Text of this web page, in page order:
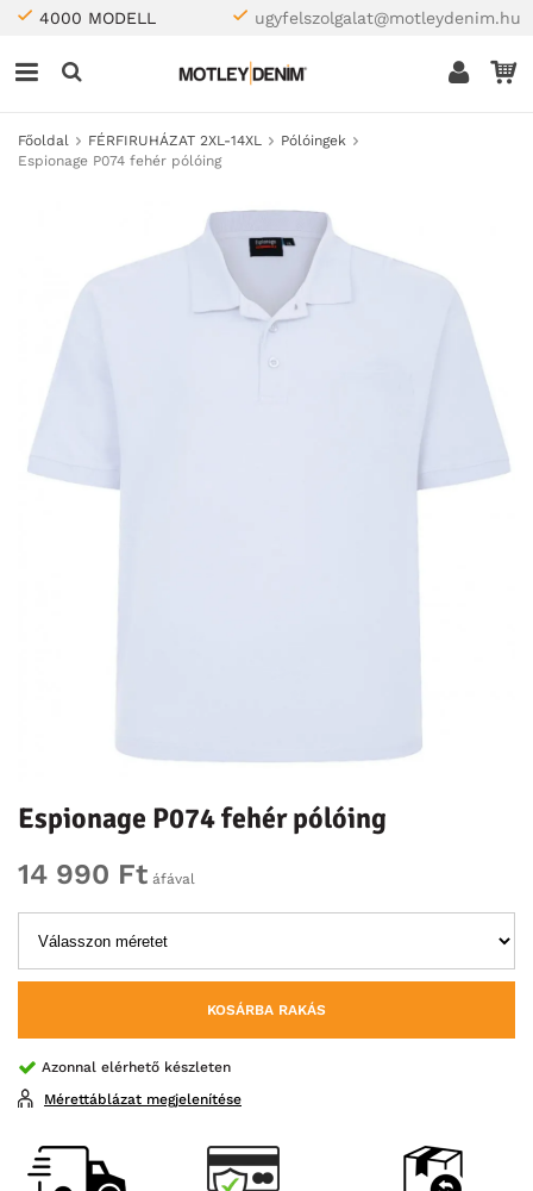
4000 MODELL ugyfelszolgalat@motleydenim.hu
Főoldal FÉRFIRUHÁZAT 2XL-14XL
Pólóingek
Espionage P074 fehér pólóing
Espionage P074 fehér pólóing
14 990 Ft áfával
KOSÁRBA RAKÁS
Azonnal elérhető készleten
Mérettáblázat megjelenítése